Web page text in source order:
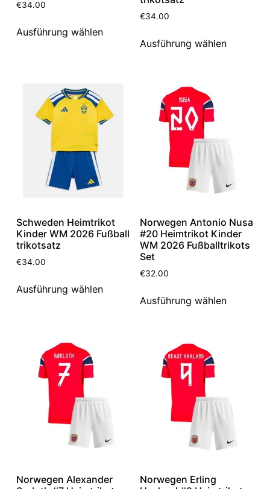
€34.00
Ausführung wählen
€34.00
Ausführung wählen
Schweden Heimtrikot
Kinder WM 2026 Fußball
trikotsatz
€34.00
Ausführung wählen
Norwegen Antonio Nusa
#20 Heimtrikot Kinder
WM 2026 Fußballtrikots
Set
€32.00
Ausführung wählen
Norwegen Alexander
Norwegen Erling